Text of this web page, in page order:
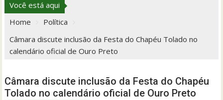
Você está aqui
Home
Política
Câmara discute inclusão da Festa do Chapéu Tolado no
calendário oficial de Ouro Preto
Câmara discute inclusão da Festa do Chapéu
Tolado no calendário oficial de Ouro Preto